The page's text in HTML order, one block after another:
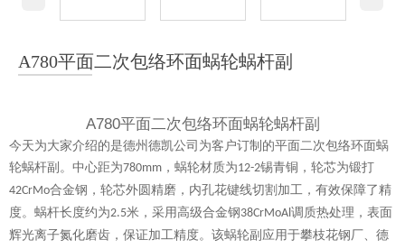
A780平面二次包络环面蜗轮蜗杆副
A780平面二次包络环面蜗轮蜗杆副
今天为大家介绍的是德州德凯公司为客户订制的平面二次包络环面蜗
轮蜗杆副。中心距为780mm ，蜗轮材质为12-2锡青铜，轮芯为锻打
42CrMo合金钢，轮芯外圆精磨，内孔花键线切割加工，有效保障了精
度。蜗杆长度约为2.5米，采用高级合金钢 38CrMoAl调质热处理，表面
辉光离子氮化磨齿，保证加工精度。该蜗轮副应用于攀枝花钢厂、德